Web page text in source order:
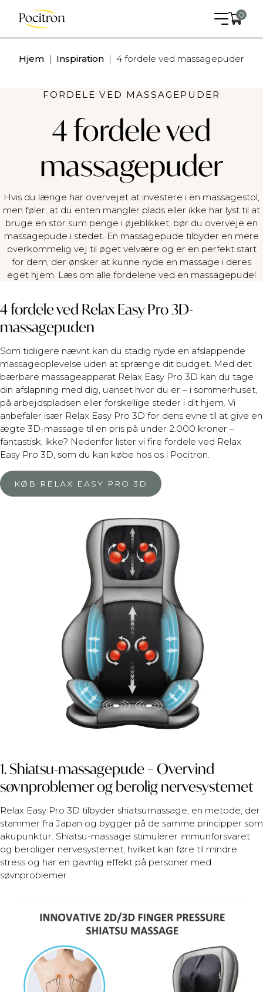
0
Hjem | Inspiration | 4 fordele ved massagepuder
FORDELE VED MASSAGEPUDER
4 fordele ved
massagepuder
Hvis du længe har overvejet at investere i en massagestol,
men føler, at du enten mangler plads eller ikke har lyst til at
bruge en stor sum penge i øjeblikket, bør du overveje en
massagepude i stedet. En massagepude tilbyder en mere
overkommelig vej til øget velvære og er en perfekt start
for dem, der ønsker at kunne nyde en massage i deres
eget hjem. Læs om alle fordelene ved en massagepude!
4 fordele ved Relax Easy Pro 3D-
massagepuden
Som tidligere nævnt kan du stadig nyde en afslappende
massageoplevelse uden at sprænge dit budget. Med det
bærbare massageapparat Relax Easy Pro 3D kan du tage
din afslapning med dig, uanset hvor du er – i sommerhuset,
på arbejdspladsen eller forskellige steder i dit hjem. Vi
anbefaler især Relax Easy Pro 3D for dens evne til at give en
ægte 3D-massage til en pris på under 2.000 kroner –
fantastisk, ikke? Nedenfor lister vi fire fordele ved Relax
Easy Pro 3D, som du kan købe hos os i Pocitron.
KØB RELAX EASY PRO 3D
1. Shiatsu-massagepude – Overvind
søvnproblemer og berolig nervesystemet
Relax Easy Pro 3D tilbyder shiatsumassage, en metode, der
stammer fra Japan og bygger på de samme principper som
akupunktur. Shiatsu-massage stimulerer immunforsvaret
og beroliger nervesystemet, hvilket kan føre til mindre
stress og har en gavnlig effekt på personer med
søvnproblemer.
Pocitron huen